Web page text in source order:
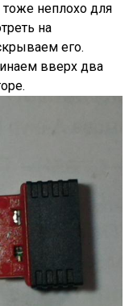
неплохо для
на
его.
вверх два